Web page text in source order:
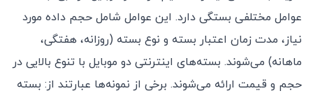
عوامل مختلفی بستگی دارد. این عوامل شامل حجم داده مورد
نیاز، مدت زمان اعتبار بسته و نوع بسته (روزانه، هفتگی،
ماهانه) می‌شوند. بسته‌های اینترنتی دو موبایل با تنوع بالایی در
حجم و قیمت ارائه می‌شوند. برخی از نمونه‌ها عبارتند از: بسته